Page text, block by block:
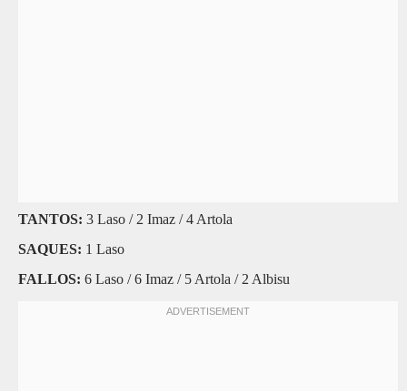
TANTOS: 3 Laso / 2 Imaz / 4 Artola
SAQUES: 1 Laso
FALLOS: 6 Laso / 6 Imaz / 5 Artola / 2 Albisu